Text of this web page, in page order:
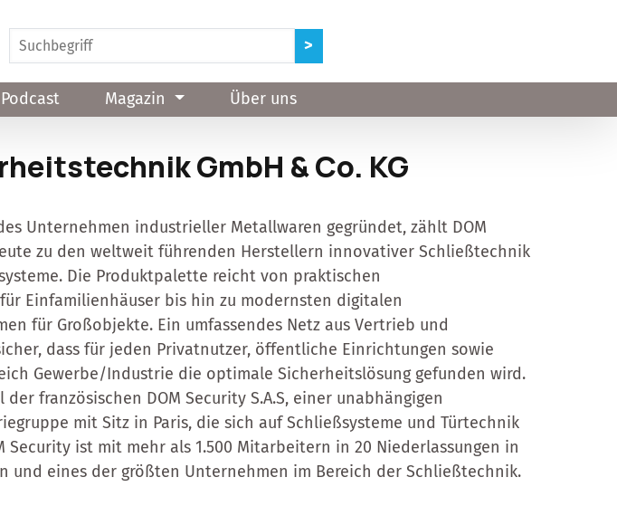
Podcast Magazin Über uns
GmbH & Co. KG
Unternehmen industrieller Metallwaren gegründet, zählt DOM
zu den weltweit führenden Herstellern innovativer Schließtechnik
Die Produktpalette reicht von praktischen
Einfamilienhäuser bis hin zu modernsten digitalen
für Großobjekte. Ein umfassendes Netz aus Vertrieb und
dass für jeden Privatnutzer, öffentliche Einrichtungen sowie
Gewerbe/Industrie die optimale Sicherheitslösung gefunden wird.
der französischen DOM Security S.A.S, einer unabhängigen
mit Sitz in Paris, die sich auf Schließsysteme und Türtechnik
Security ist mit mehr als 1.500 Mitarbeitern in 20 Niederlassungen in
und eines der größten Unternehmen im Bereich der Schließtechnik.